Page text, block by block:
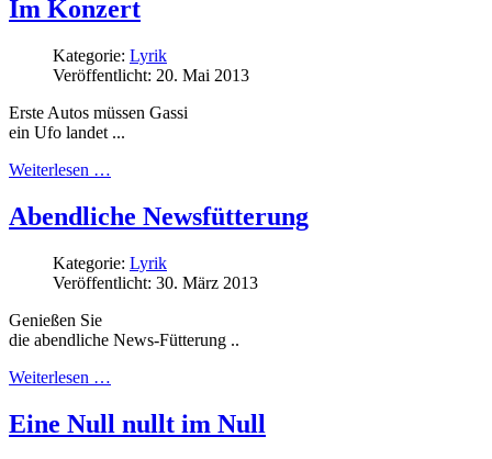
Im Konzert
Kategorie: Lyrik
Veröffentlicht: 20. Mai 2013
Erste Autos müssen Gassi
ein Ufo landet ...
Weiterlesen …
Abendliche Newsfütterung
Kategorie: Lyrik
Veröffentlicht: 30. März 2013
Genießen Sie
die abendliche News-Fütterung ..
Weiterlesen …
Eine Null nullt im Null